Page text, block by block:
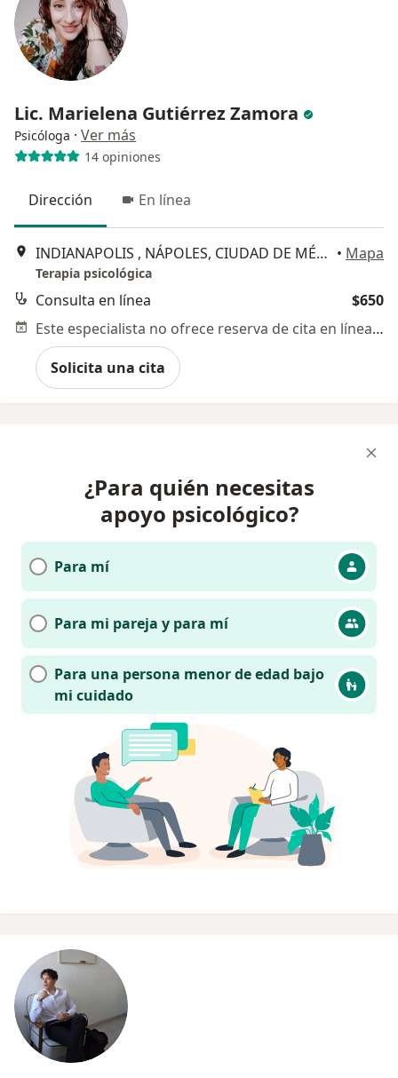
Lic. Marielena Gutiérrez Zamora
Psicóloga · Ver más
14 opiniones
Dirección En línea
INDIANAPOLIS , NÁPOLES, CIUDAD DE MÉXICO, Ciudad de México • Mapa
Terapia psicológica
Consulta en línea
$650
Este especialista no ofrece reserva de cita en línea en esta dirección.
Solicita una cita
¿Para quién necesitas
apoyo psicológico?
Para mí
Para mi pareja y para mí
Para una persona menor de edad bajo
mi cuidado